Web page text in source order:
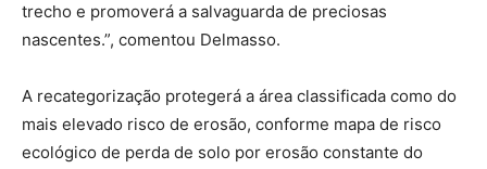
trecho e promoverá a salvaguarda de preciosas
nascentes.”, comentou Delmasso.
A recategorização protegerá a área classificada como do
mais elevado risco de erosão, conforme mapa de risco
ecológico de perda de solo por erosão constante do